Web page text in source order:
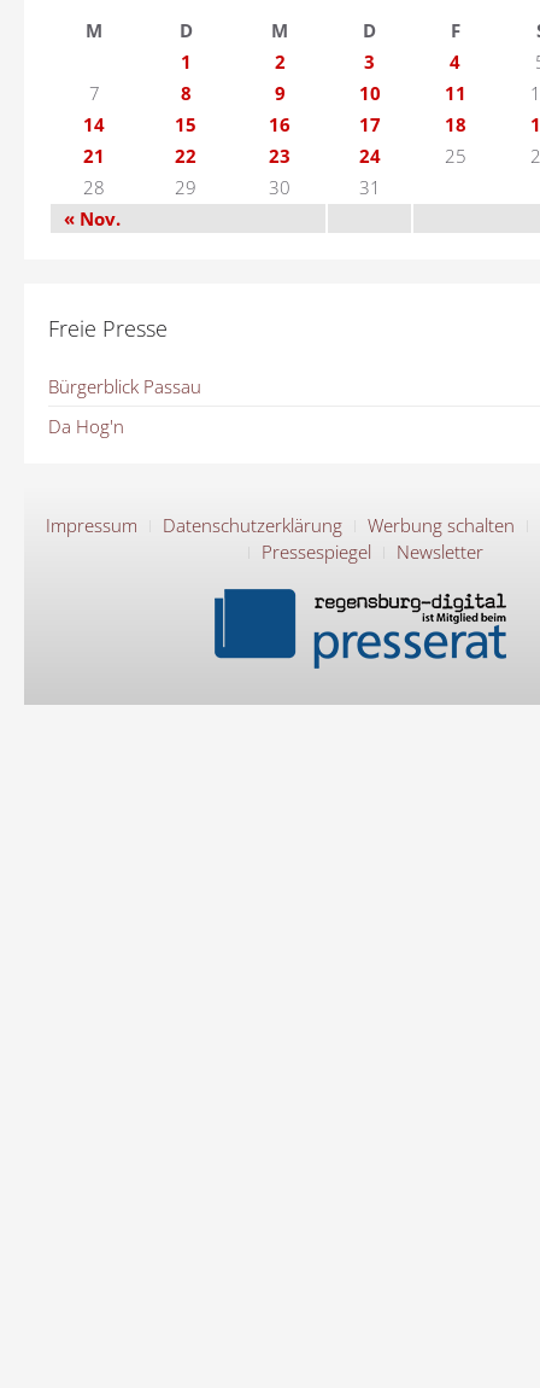
M D M D F
1
2 3 4
7
8 9 10 11
14
15 16 17 18
21
22 23 24 25
28
29 30
31
« Nov.
Freie Presse
Bürgerblick Passau
Da Hog'n
Impressum Datenschutzerklärung
Werbung schalten
Pressespiegel
Newsletter